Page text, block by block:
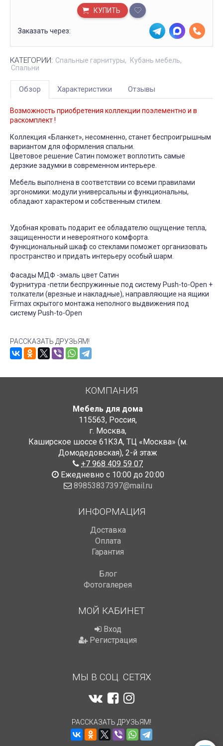
КУПИТЬ
Заказать через:
КАТЕГОРИИ: Спальные гарнитуры
Кубань мебель
Спальни
Обзор Характеристики Отзывы
Возможность приобретения коллекции поэлементно и в
раскомплект !
Коллекция «Бланкет», несомненно, станет беспроигрышным
вариантом для оформления спальни.
Цветовое решение Сатин поможет воплотить самые
дерзкие задумки в современном интерьере.
Мебель выполнена в соответствии со всеми правилами
эргономики: модули универсальны и функциональны,
обладают характером и собственным стилем.
Удобная кровать подарит ее обладателю ощущение тепла,
защищенности и невероятного комфорта.
Функциональный шкаф со стеклами поможет организовать
пространство и придать интерьеру особый шарм.
Фасады МДФ -эмаль цвет Сатин
Фурнитура -петли беспружинные под систему Push-to-Open +
толкатели (врезные и накладные), направляющие на ящики
Firmax скрытого монтажа неполного выдвижения под
систему Push-to-Open
РАССКАЗАТЬ ДРУЗЬЯМ!
КОМПАНИЯ
Мебель для дома
115563, Россия,
г. Москва,
Каширское шоссе 61К3А, ТЦ «Москва» (м.
Домодедовская), 2-й этаж
+7 968 409 59 07
Ежедневно с 10:00 до 20:00
89853837397@mail.ru
ИНФОРМАЦИЯ
Доставка
Оплата
Гарантия
Блог
Фотогалерея
МОЙ КАБИНЕТ
Вход
Регистрация
МЫ В СОЦ. СЕТЯХ
РАССКАЗАТЬ ДРУЗЬЯМ!